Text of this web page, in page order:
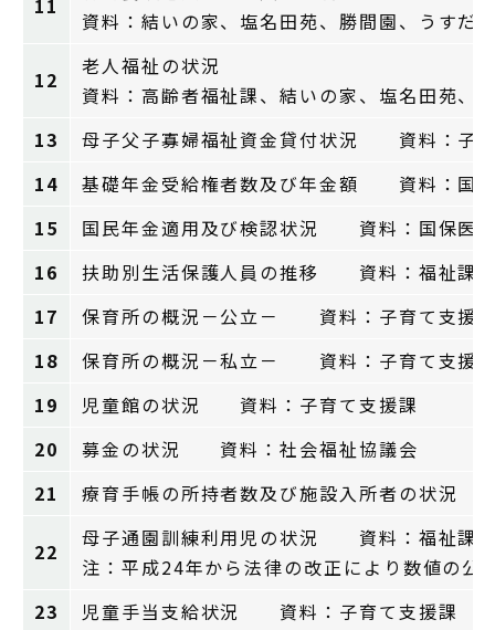
資料：結いの家、塩名田苑、勝間園、うすだ
12
老人福祉の状況
資料：高齢者福祉課、結いの家、塩名田苑、
13
母子父子寡婦福祉資金貸付状況 資料：子
14
基礎年金受給権者数及び年金額 資料：国
15
国民年金適用及び検認状況 資料：国保医
16
扶助別生活保護人員の推移 資料：福祉課
17
保育所の概況－公立－ 資料：子育て支援
18
保育所の概況－私立－ 資料：子育て支援
19
児童館の状況 資料：子育て支援課
20
募金の状況 資料：社会福祉協議会
21
療育手帳の所持者数及び施設入所者の状況
22
母子通園訓練利用児の状況 資料：福祉課
注：平成24年から法律の改正により数値の公
23
児童手当支給状況 資料：子育て支援課